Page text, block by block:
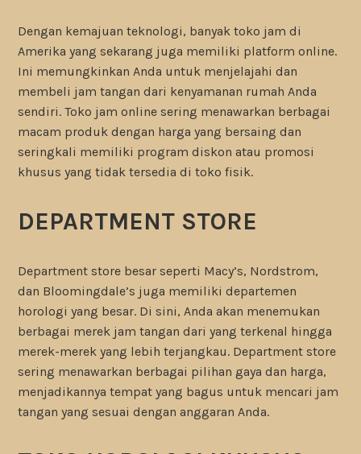
Dengan kemajuan teknologi, banyak toko jam di
Amerika yang sekarang juga memiliki platform online.
Ini memungkinkan Anda untuk menjelajahi dan
membeli jam tangan dari kenyamanan rumah Anda
sendiri. Toko jam online sering menawarkan berbagai
macam produk dengan harga yang bersaing dan
seringkali memiliki program diskon atau promosi
khusus yang tidak tersedia di toko fisik.
DEPARTMENT STORE
Department store besar seperti Macy’s, Nordstrom,
dan Bloomingdale’s juga memiliki departemen
horologi yang besar. Di sini, Anda akan menemukan
berbagai merek jam tangan dari yang terkenal hingga
merek-merek yang lebih terjangkau. Department store
sering menawarkan berbagai pilihan gaya dan harga,
menjadikannya tempat yang bagus untuk mencari jam
tangan yang sesuai dengan anggaran Anda.